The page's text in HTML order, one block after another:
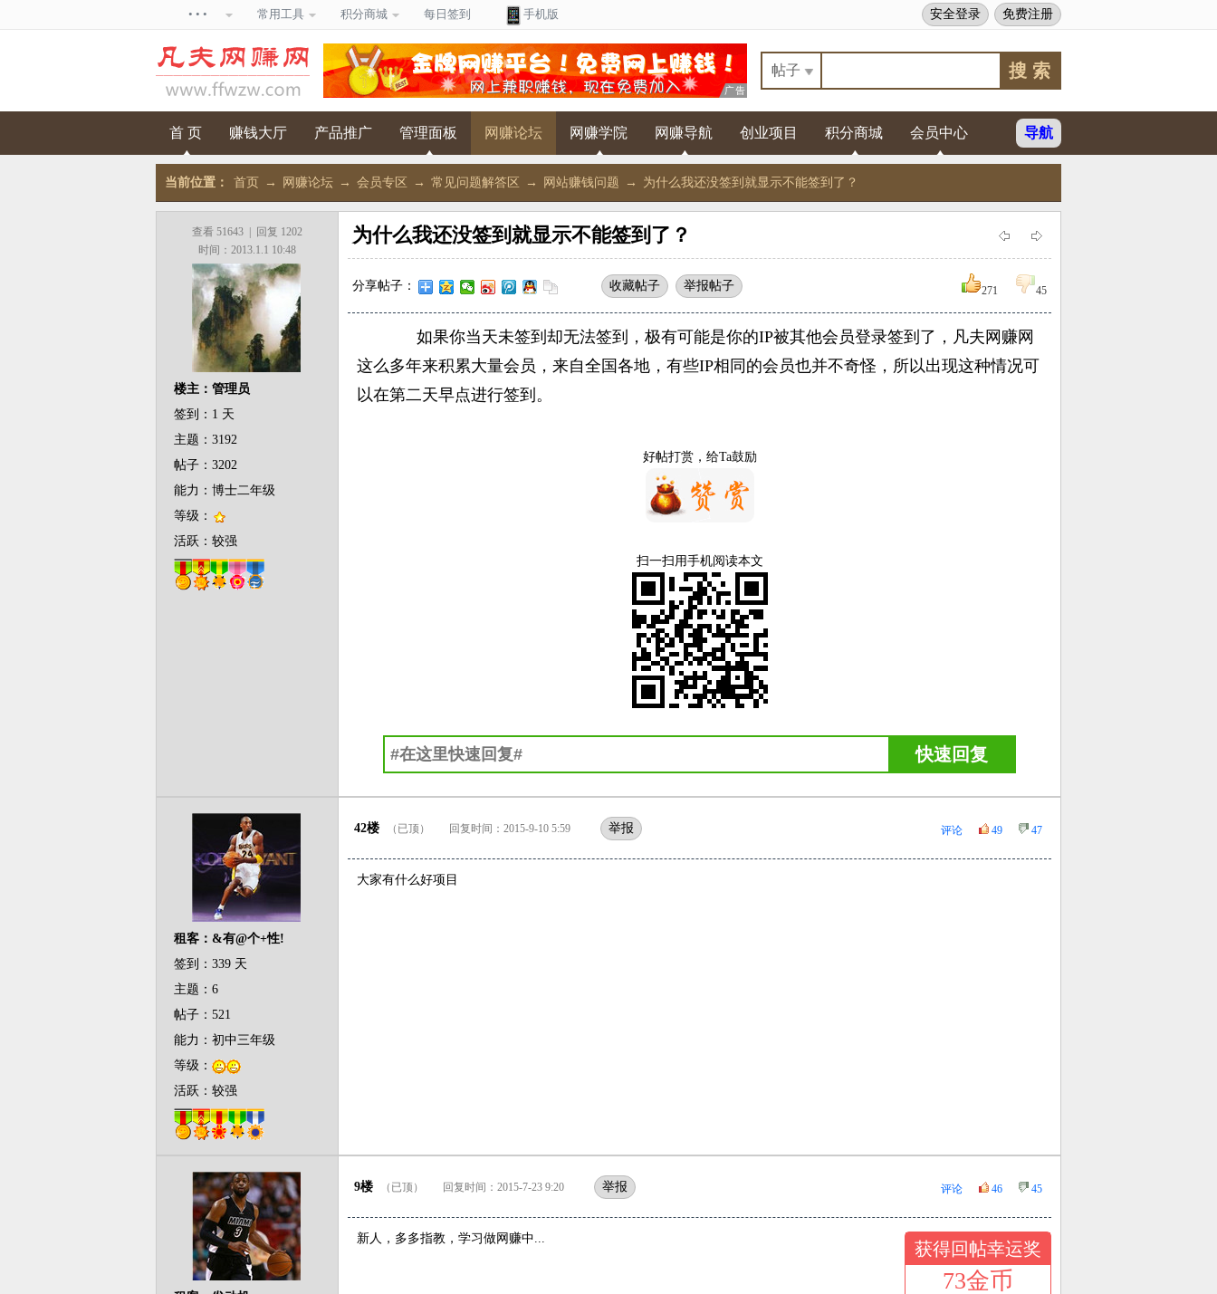
• • • 常用工具 积分商城 每日签到 手机版 免费注册
安全登录
首 页 赚钱大厅 产品推广 管理面板 网赚论坛 网赚学院 网赚导航 创业项目 积分商城 会员中心 导航
当前位置： 首页 → 网赚论坛 → 会员专区 → 常见问题解答区 → 网站赚钱问题 → 为什么我还没签到就显示不能签到了？
查看 51643 | 回复 1202
时间：2013.1.1 10:48
楼主：管理员
签到：1 天
主题：3192
帖子：3202
能力：博士二年级
等级：
活跃：较强
为什么我还没签到就显示不能签到了？
分享帖子：
如果你当天未签到却无法签到，极有可能是你的IP被其他会员登录签到了，凡夫 网赚网
这么多年来积累大量会员，来自全国各地，有些IP相同的会员也并不奇怪，所以出现这种情况可
以在第二天早点进行签到。
好帖打赏，给Ta鼓励
扫一扫用手机阅读本文
收藏帖子 举报帖子
租客：&有@个+性!
签到：339 天
主题：6
帖子：521
能力：初中三年级
等级：
活跃：较强
42楼 （已顶） 回复时间：2015-9-10 5:59 举报
大家有什么好项目
9楼 （已顶） 回复时间：2015-7-23 9:20 举报
获得回帖幸运奖
73金币
新人，多多指教，学习做网赚中...